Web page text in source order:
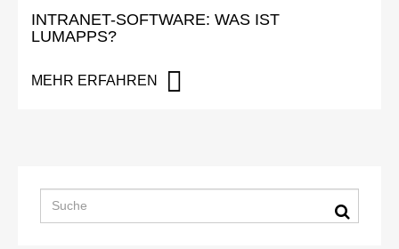
INTRANET-SOFTWARE: WAS IST
LUMAPPS?
MEHR ERFAHREN